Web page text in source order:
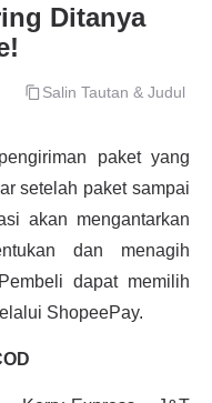
Ditanya
Salin Tautan & Judul